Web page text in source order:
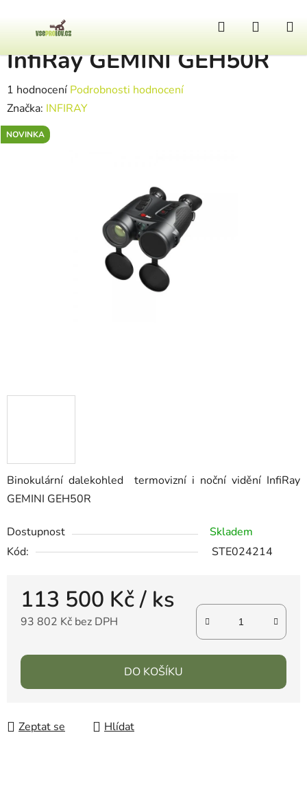
Hledat
Domů
Binokulární dalekohled termovizní i noční vidění InfiRay
GEMINI GEH50R
Dostupnost
Skladem
Kód:
STE024214
113 500 Kč/ ks
93 802 Kč bez DPH
DO KOŠÍKU
Zeptat se Hlídat
InfiRay GEMINI GEH50R
Průměrné hodnocení produktu je 4,0 z 5 hvězdiček.
1 hodnocení Podrobnosti hodnocení
Značka: INFIRAY
NOVINKA